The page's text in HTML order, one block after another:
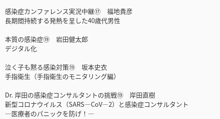
感染症カンファレンス実況中継⑰ 福地貴彦
長期間持続する発熱を呈した40歳代男性
本質の感染症⑲ 岩田健太郎
デジタル化
泣く子も黙る感染対策⑲ 坂本史衣
手指衛生（手指衛生のモニタリング編）
Dr. 岸田の感染症コンサルタントの挑戦⑲ 岸田直樹
新型コロナウイルス（SARS—CoV—2）と感染症コンサルタント
―医療者のパニックを防げ！―